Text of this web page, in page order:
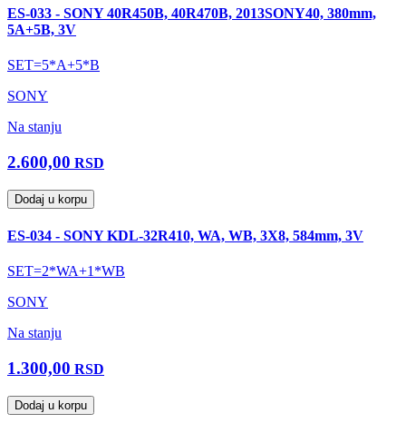
ES-033 - SONY 40R450B, 40R470B, 2013SONY40, 380mm,
5A+5B, 3V
SET=5*A+5*B
SONY
Na stanju
2.600,00 RSD
Dodaj u korpu
ES-034 - SONY KDL-32R410, WA, WB, 3X8, 584mm, 3V
SET=2*WA+1*WB
SONY
Na stanju
1.300,00 RSD
Dodaj u korpu